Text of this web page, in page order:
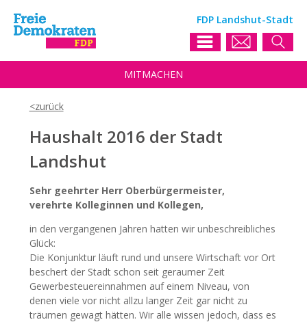
FDP Landshut-Stadt
MITMACHEN
Haushalt 2016 der Stadt
Landshut
Sehr geehrter Herr Oberbürgermeister,
verehrte Kolleginnen und Kollegen,
in den vergangenen Jahren hatten wir unbeschreibliches
Glück:
Die Konjunktur läuft rund und unsere Wirtschaft vor Ort
beschert der Stadt schon seit geraumer Zeit
Gewerbesteuereinnahmen auf einem Niveau, von
denen viele vor nicht allzu langer Zeit gar nicht zu
träumen gewagt hätten. Wir alle wissen jedoch, dass es